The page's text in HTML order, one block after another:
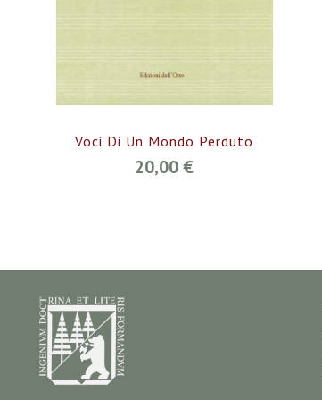
Voci Di Un Mondo Perduto
20,00 €